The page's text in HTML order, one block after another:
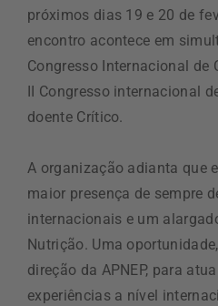
próximos dias 19 e 20 de
encontro acontece em
Congresso Internacional de
II Congresso internacional
doente Crítico.
A organização adianta que
maior presença de sempre
internacionais e um
Nutrição. Uma
direção da APNEP, para
experiências a nível